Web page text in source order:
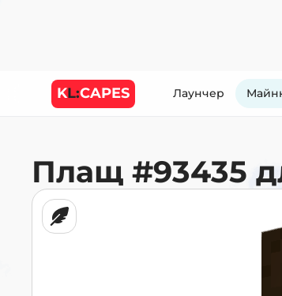
KL:CAPES Лаунчер
Плащ #93435